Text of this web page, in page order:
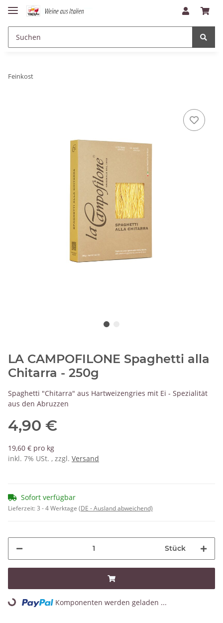
Feinkost
LA CAMPOFILONE Spaghetti alla
Chitarra - 250g
Spaghetti "Chitarra" aus Hartweizengries mit Ei - Spezialität
aus den Abruzzen
4,90 €
19,60 € pro kg
inkl. 7% USt. , zzgl. Versand
Sofort verfügbar
Lieferzeit:3 - 4 Werktage (DE - Ausland abweichend)
Stück
Loading... Komponenten werden geladen ...